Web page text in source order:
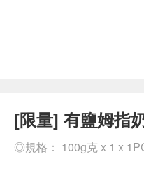
[限量] 有鹽姆指
◎規格： 100g克 x 1 x